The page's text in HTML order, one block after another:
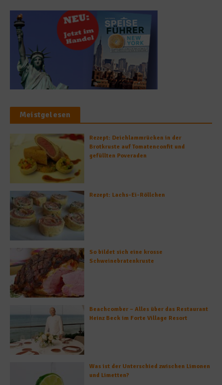
Meistgelesen
Rezept: Deichlammrücken in der
Brotkruste auf Tomatenconfit und
gefüllten Poveraden
Rezept: Lachs-Ei-Röllchen
So bildet sich eine krosse
Schweinebratenkruste
Beachcomber – Alles über das Restaurant
Heinz Beck im Forte Village Resort
Was ist der Unterschied zwischen Limonen
und Limetten?